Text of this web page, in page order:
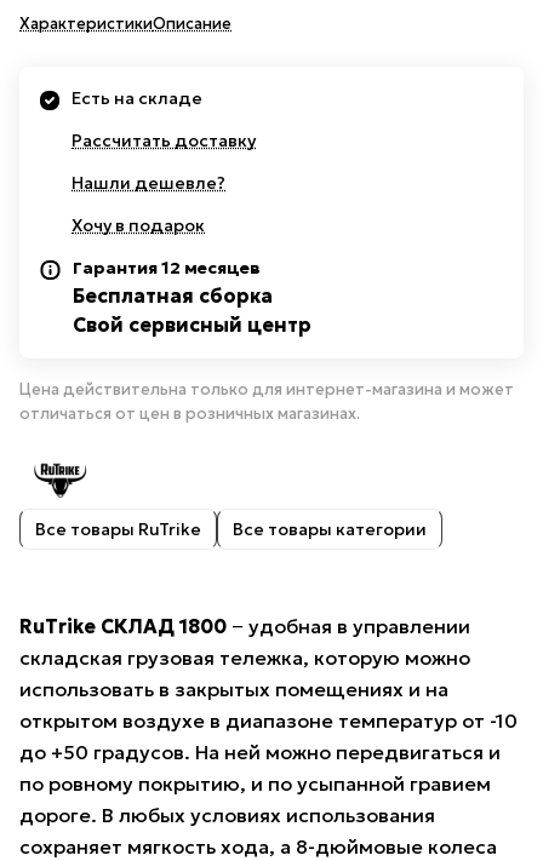
ХарактеристикиОписание
Есть на складе
Рассчитать доставку
Нашли дешевле?
Хочу в подарок
Гарантия 12 месяцев
Бесплатная сборка
Свой сервисный центр
Цена действительна только для интернет-магазина и может
отличаться от цен в розничных магазинах.
Все товары RuTrike Все товары категории
RuTrike СКЛАД 1800 − удобная в управлении
складская грузовая тележка, которую можно
использовать в закрытых помещениях и на
открытом воздухе в диапазоне температур от -10
до +50 градусов. На ней можно передвигаться и
по ровному покрытию, и по усыпанной гравием
дороге. В любых условиях использования
сохраняет мягкость хода, а 8-дюймовые колеса